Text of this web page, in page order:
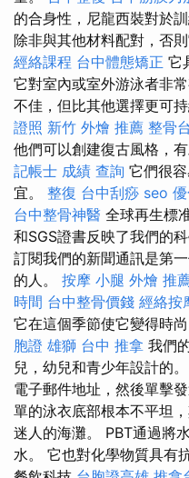
的合身性，尼龍西裝對於
除非與其他材料配對，否
經絡課程 台中體態矯正 它
它對室內或室外游泳者非
不佳，但比其他選擇更可持
證照 新竹 外燴 推薦 整骨
他們可以創建復古風格，
記帳士 成績 查詢 它們很
宜。 整復 台中刮痧 seo
台中整骨神醫 全球再生標
和SGS證書反映了我們的
訂閱我們的新聞通訊是第
的人。 按摩 小腿 外燴 推
時間 台中整骨價錢 經絡按
它在這個季節使它變得時尚
胞證 雄獅 台中 推拿 我們
兒，幼兒和青少年設計的。
電子郵件地址，然後單擊
單的泳衣底部根本不平坦
迷人的海灘。 PBT通過將
水。 它也對化學物質具有